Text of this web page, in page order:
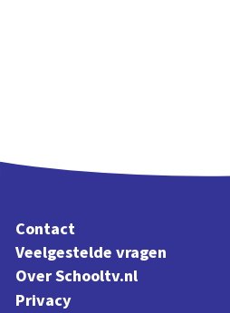
Contact
Veelgestelde vragen
Over Schooltv.nl
Privacy